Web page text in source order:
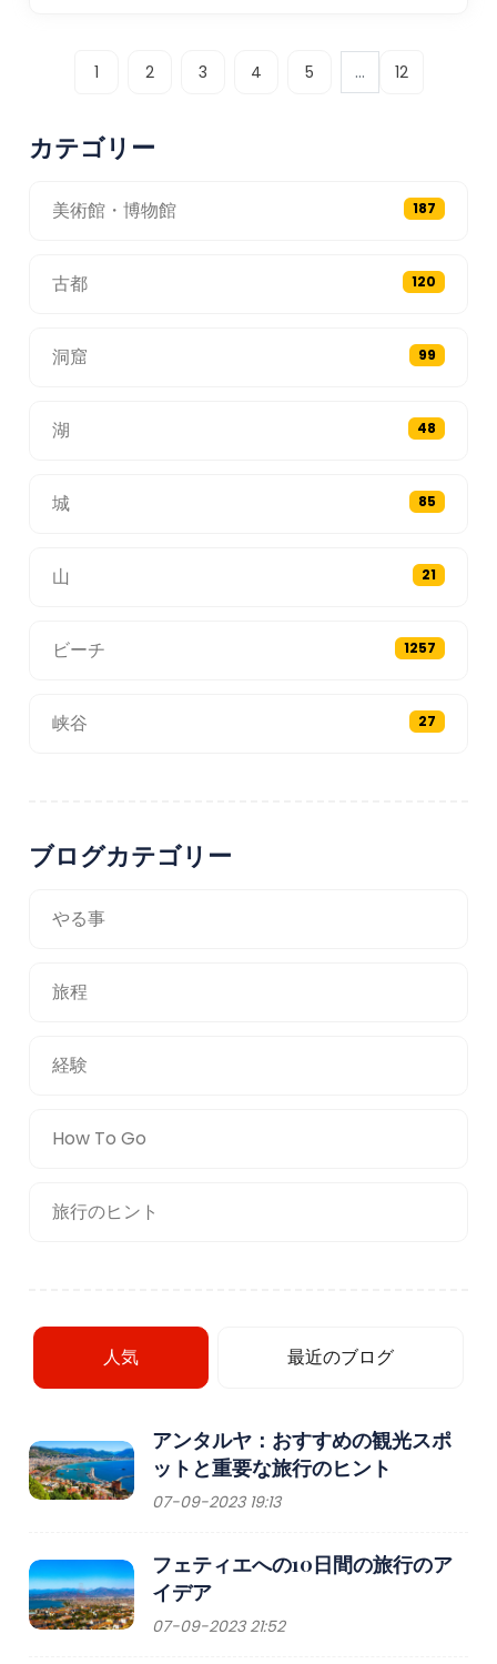
1 2 3 4 5 ... 12
カテゴリー
美術館・博物館 187
古都 120
洞窟 99
湖 48
城 85
山 21
ビーチ 1257
峡谷 27
ブログカテゴリー
やる事
旅程
経験
How To Go
旅行のヒント
人気 最近のブログ
アンタルヤ：おすすめの観光スポ
ットと重要な旅行のヒント
07-09-2023 19:13
フェティエへの10日間の旅行のア
イデア
07-09-2023 21:52